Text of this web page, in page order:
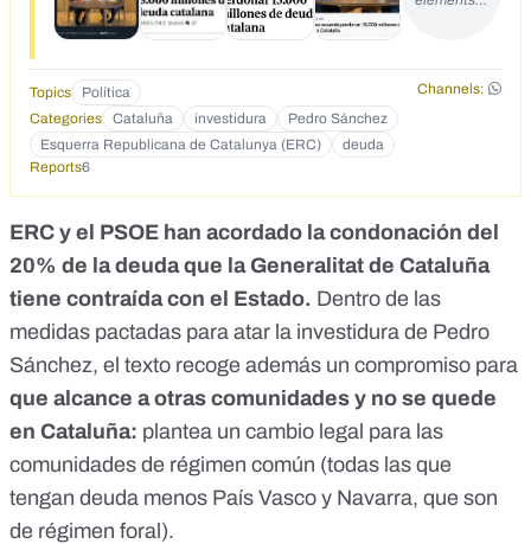
Topics Política
Channels:
Categories
Cataluña investidura
Pedro Sánchez
Esquerra Republicana de Catalunya (ERC)
deuda
Reports6
ERC y el PSOE han acordado la condonación del
20% de la deuda que la Generalitat de Cataluña
tiene contraída con el Estado. Dentro de las
medidas pactadas para atar la investidura de Pedro
Sánchez, el texto recoge además un compromiso para
que alcance a otras comunidades y no se quede
en Cataluña: plantea un cambio legal para las
comunidades de régimen común (todas las que
tengan deuda menos País Vasco y Navarra, que son
de régimen foral).